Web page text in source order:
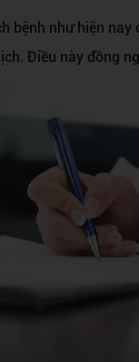
bệnh như hiện
Điều này đồng